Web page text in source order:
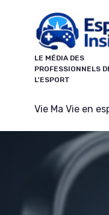
LE MÉDIA DES
PROFESSIONNELS
L'ESPORT
Vie Ma Vie en